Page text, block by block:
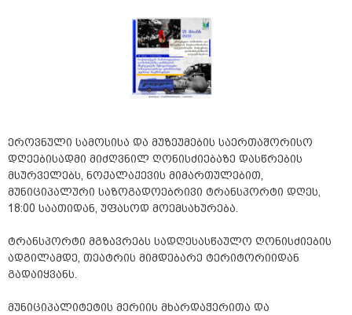
ეროვნული სამოსისა და მუზეუმების საერთაშორისო
დღეებისადმი მიძღვნილ ღონისძიებაზე დასწრების
მსურველებს, ნოქალაქევის მიმართულებით,
მუნიციპალური საზოგადოებრივი ტრანსპორტი დღეს,
18:00 საათიდან, უფასოდ მოემსახურება.
ტრანსპორტი მგზავრებს სადღესასწაულო ღონისძიების
ადგილამდე, თეატრის მიმდებარე ტერიტორიიდან
გადაიყვანს.
მუნიციპალიტეტის მერიის მხარდაჭერითა და